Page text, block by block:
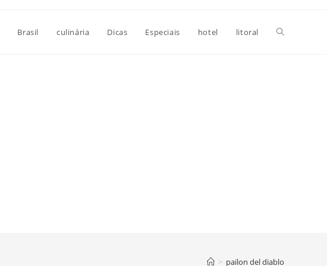
Brasil culinária Dicas Especiais hotel litoral Alternar
> pailon del diablo